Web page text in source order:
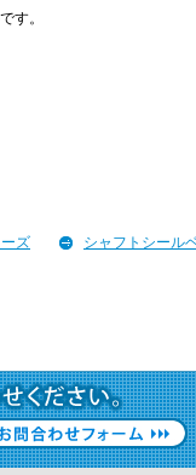
す。
ズ
シャフトシール